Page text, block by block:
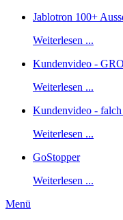
Jablotron 100+
Weiterlesen ...
Kundenvideo -
Weiterlesen ...
Kundenvideo -
Weiterlesen ...
GoStopper
Weiterlesen ...
Menü